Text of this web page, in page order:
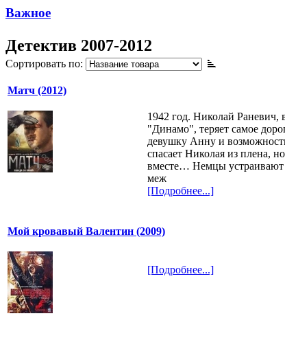
Важное
Детектив 2007-2012
Сортировать по:
Матч (2012)
1942 год. Николай Раневич,
"Динамо", теряет самое
девушку Анну и
спасает Николая из плена,
вместе… Немцы устраивают
меж
[Подробнее...]
Мой кровавый Валентин (2009)
[Подробнее...]